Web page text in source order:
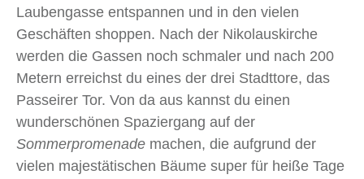
Laubengasse entspannen und in den vielen
Geschäften shoppen. Nach der Nikolauskirche
werden die Gassen noch schmaler und nach 200
Metern erreichst du eines der drei Stadttore, das
Passeirer Tor. Von da aus kannst du einen
wunderschönen Spaziergang auf der
Sommerpromenade machen, die aufgrund der
vielen majestätischen Bäume super für heiße Tage